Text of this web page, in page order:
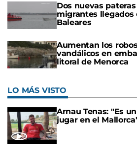
Dos nuevas
migrantes llegados
Baleares
Aumentan los
vandálicos en
litoral de Menorca
LO MÁS VISTO
Arnau Tenas: "Es
jugar en el